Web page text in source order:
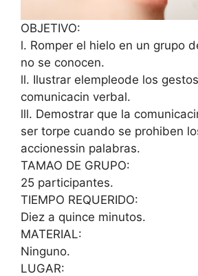
OBJETIVO:
l. Romper el hielo en un grupo
no se conocen.
ll. Ilustrar elempleode los
comunicacin verbal.
lll. Demostrar que la
ser torpe cuando se prohiben
accionessin palabras.
TAMAO DE GRUPO:
25 participantes.
TIEMPO REQUERIDO:
Diez a quince minutos.
MATERIAL:
Ninguno.
LUGAR: